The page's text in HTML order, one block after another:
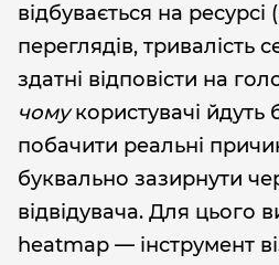
відбувається на ресурсі
переглядів, тривалість
здатні відповісти на
чомукористувачі
побачити реальні
буквально зазирнути
відвідувача. Для цього
heatmap — інструмент